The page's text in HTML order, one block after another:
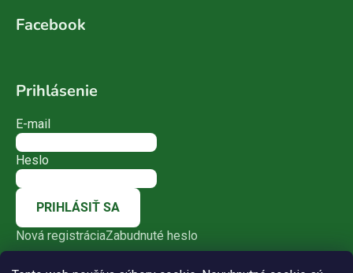
Facebook
Prihlásenie
E-mail
Heslo
PRIHLÁSIŤ SA
Nová registráciaZabudnuté heslo